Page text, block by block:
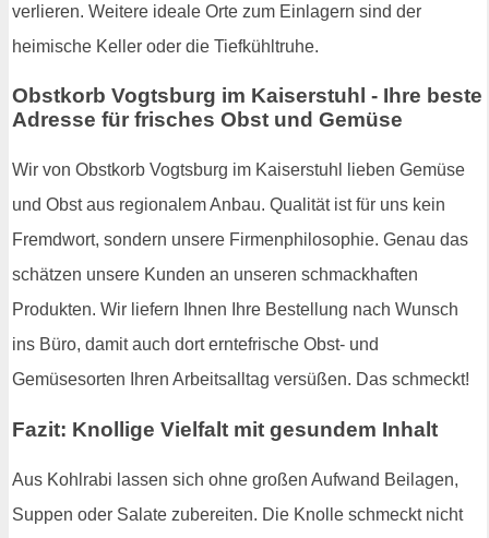
verlieren. Weitere ideale Orte zum Einlagern sind der
heimische Keller oder die Tiefkühltruhe.
Obstkorb Vogtsburg im Kaiserstuhl - Ihre beste
Adresse für frisches Obst und Gemüse
Wir von Obstkorb Vogtsburg im Kaiserstuhl lieben Gemüse
und Obst aus regionalem Anbau. Qualität ist für uns kein
Fremdwort, sondern unsere Firmenphilosophie. Genau das
schätzen unsere Kunden an unseren schmackhaften
Produkten. Wir liefern Ihnen Ihre Bestellung nach Wunsch
ins Büro, damit auch dort erntefrische Obst- und
Gemüsesorten Ihren Arbeitsalltag versüßen. Das schmeckt!
Fazit: Knollige Vielfalt mit gesundem Inhalt
Aus Kohlrabi lassen sich ohne großen Aufwand Beilagen,
Suppen oder Salate zubereiten. Die Knolle schmeckt nicht